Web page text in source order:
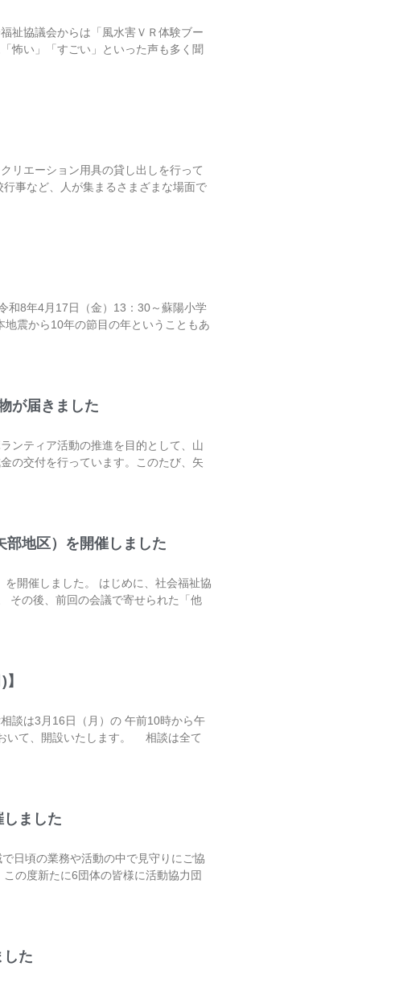
祉協議会からは「風水害ＶＲ体験ブー
怖い」「すごい」といった声も多く聞
リエーション用具の貸し出しを行って
事など、人が集まるさまざまな場面で
8年4月17日（金）13：30～蘇陽小学
震から10年の節目の年ということもあ
が届きました
ンティア活動の推進を目的として、山
の交付を行っています。このたび、矢
地区）を開催しました
開催しました。 はじめに、社会福祉協
その後、前回の会議で寄せられた「他
談は3月16日（月）の 午前10時から午
いて、開設いたします。 相談は全て
ました
日頃の業務や活動の中で見守りにご協
の度新たに6団体の皆様に活動協力団
した